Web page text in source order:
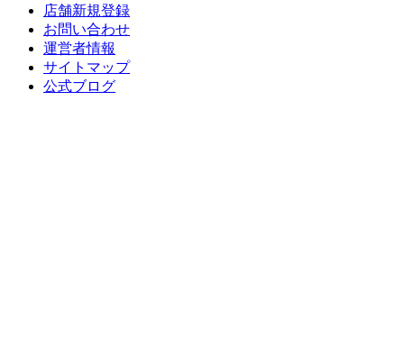
店舗新規登録
お問い合わせ
運営者情報
サイトマップ
公式ブログ